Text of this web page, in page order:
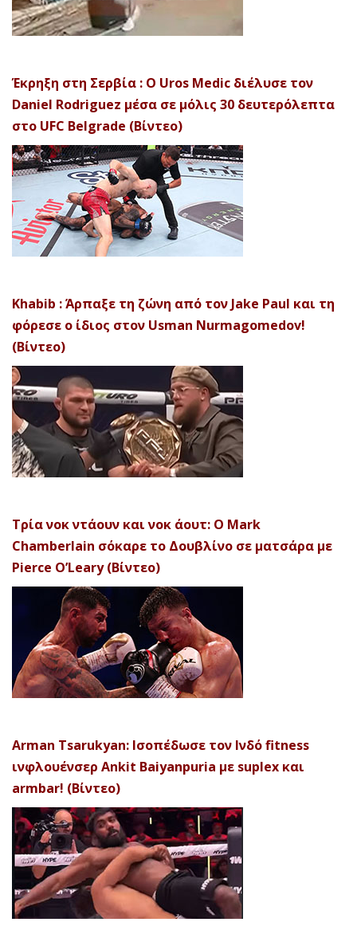
Έκρηξη στη Σερβία : Ο Uros Medic διέλυσε τον
Daniel Rodriguez μέσα σε μόλις 30 δευτερόλεπτα
στο UFC Belgrade (Βίντεο)
Khabib : Άρπαξε τη ζώνη από τον Jake Paul και τη
φόρεσε ο ίδιος στον Usman Nurmagomedov!
(Βίντεο)
Τρία νοκ ντάουν και νοκ άουτ: Ο Mark
Chamberlain σόκαρε το Δουβλίνο σε ματσάρα με
Pierce O’Leary (Βίντεο)
Arman Tsarukyan: Ισοπέδωσε τον Ινδό fitness
ινφλουένσερ Ankit Baiyanpuria με suplex και
armbar! (Βίντεο)